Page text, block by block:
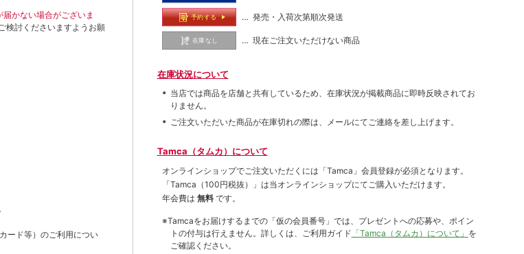
かない場合がございま
検討くださいますようお願
ード等） のご利用につい
予約する … 発売・入荷次第順次発送
在庫なし … 現在ご注文いただけない商品
在庫状況について
当店では商品を店舗と共有しているため、在庫状況が掲載商品に即時反映されてお
りません。
ご注文いただいた商品が在庫切れの際は、メールにてご連絡を差し上げます。
Tamca（タムカ）について
オンラインショップでご注⽂いただくには「Tamca」会員登録が必須となります。
「Tamca （100円税抜）
」は当オンラインショップにてご購⼊いただけます。
年会費は 無料 です。
※Tamcaをお届けするまでの「仮の会員番号」では、プレゼントへの応募や、ポイン
トの付与は⾏えません。詳しくは、ご利⽤ガイド 「Tamca（タムカ）について」 を
ご確認ください。